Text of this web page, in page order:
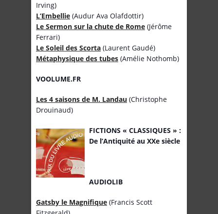
Irving)
L’Embellie (Audur Ava Olafdottir)
Le Sermon sur la chute de Rome (Jérôme
Ferrari)
Le Soleil des Scorta (Laurent Gaudé)
Métaphysique des tubes (Amélie Nothomb)
VOOLUME.FR
Les 4 saisons de M. Landau (Christophe
Drouinaud)
FICTIONS « CLASSIQUES » :
De l’Antiquité au XXe siècle
AUDIOLIB
Gatsby le Magnifique (Francis Scott